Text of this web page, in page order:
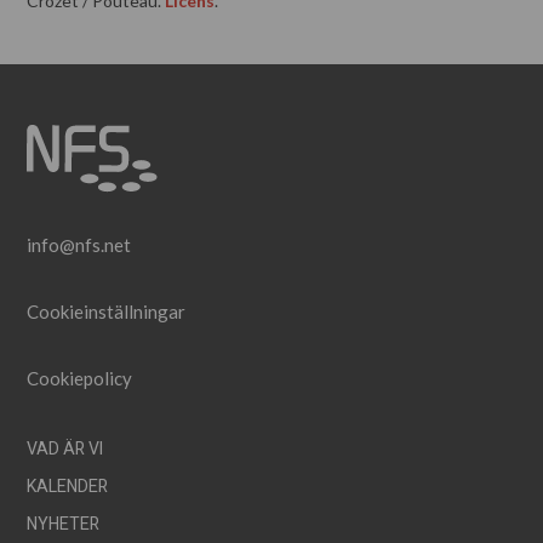
info@nfs.net
Cookieinställningar
Cookiepolicy
VAD ÄR VI
KALENDER
NYHETER